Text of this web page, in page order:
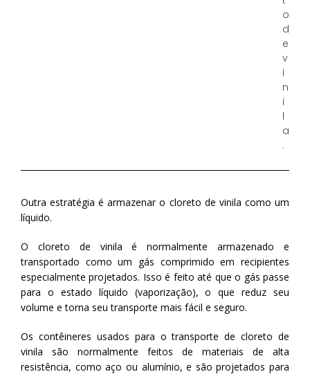
o
d
e
v
i
n
i
l
a
.
Outra estratégia é armazenar o cloreto de vinila como um
líquido.
O cloreto de vinila é normalmente armazenado e
transportado como um gás comprimido em recipientes
especialmente projetados. Isso é feito até que o gás passe
para o estado líquido (vaporização), o que reduz seu
volume e torna seu transporte mais fácil e seguro.
Os contêineres usados para o transporte de cloreto de
vinila são normalmente feitos de materiais de alta
resistência, como aço ou alumínio, e são projetados para